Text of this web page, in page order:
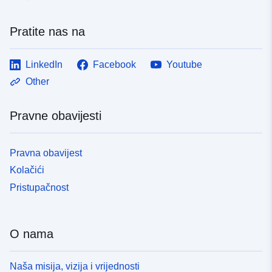
Pratite nas na
LinkedIn Facebook
Youtube
Other
Pravne obavijesti
Pravna obavijest
Kolačići
Pristupačnost
O nama
Naša misija, vizija i vrijednosti